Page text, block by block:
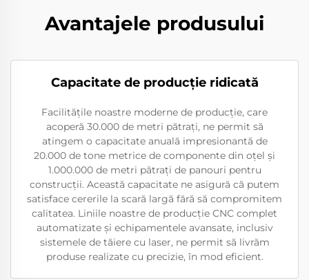
Avantajele produsului
Capacitate de producție ridicată
Facilitățile noastre moderne de producție, care
acoperă 30.000 de metri pătrați, ne permit să
atingem o capacitate anuală impresionantă de
20.000 de tone metrice de componente din oțel și
1.000.000 de metri pătrați de panouri pentru
construcții. Această capacitate ne asigură că putem
satisface cererile la scară largă fără să compromitem
calitatea. Liniile noastre de producție CNC complet
automatizate și echipamentele avansate, inclusiv
sistemele de tăiere cu laser, ne permit să livrăm
produse realizate cu precizie, în mod eficient.